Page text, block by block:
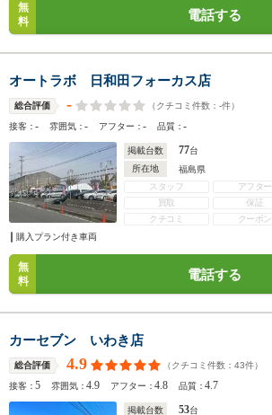
無
料
電話する
オートラボ 日和田フォーカス店
総合評価 - （クチコミ件数： -件）
接客：- 雰囲気：- アフター：- 品質：-
掲載台数 77台
所在地
福島県
スタッフ
アフター
買取
保証
クチコミ
クーポン
購入プラン付き車両
無
料
電話する
カーセブン いわき店
総合評価 4.9 （クチコミ件数： 43件）
接客：5 雰囲気：4.9 アフター：4.8 品質：4.7
掲載台数 53台